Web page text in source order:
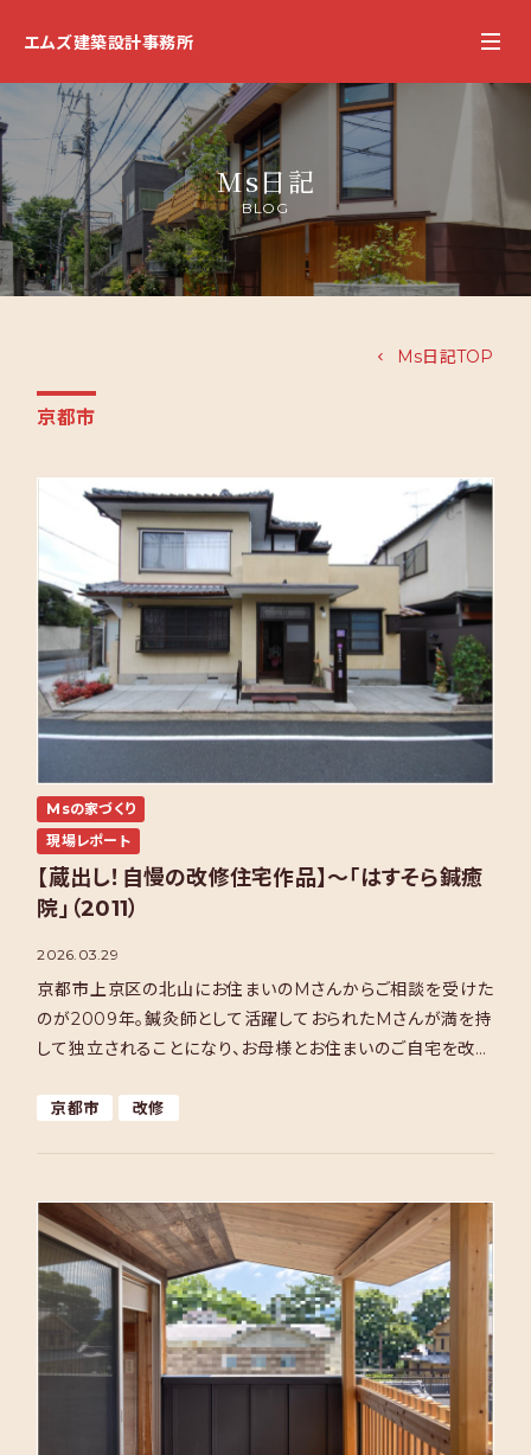
エムズ建築設計事務所
Ms日記
BLOG
Ms日記TOP
京都市
Msの家づくり
現場レポート
【蔵出し！自慢の改修住宅作品】～「はすそら鍼癒
院」（2011）
2026.03.29
京都市上京区の北山にお住まいのMさんからご相談を受けた
のが2009年。鍼灸師として活躍しておられたMさんが満を持
して独立されることになり、お母様とお住まいのご自宅を改修
京都市 改修